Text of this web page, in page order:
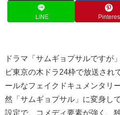
LINE
ドラマ「サムギョプサルですが
ビ東京の木ドラ24枠で放送され
ールなフェイクドキュメンタリ
然「サムギョプサル」に変身し
設定で、コメディ要素が強く、